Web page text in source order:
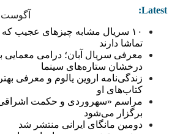
آگوست 8, 2026 Latest:
۱۰ سریال مشابه چیزهای عجیب
تماشا دارند
معرفی سریال آبان؛ درامی معمایی
درخشان ستاره‌های سینما
زندگی‌نامه اروین یالوم و معرفی
کتاب‌های او
مراسم «سهروردی و حکمت
برگزار می‌شود
دومین مانگای ایرانی منتشر شد